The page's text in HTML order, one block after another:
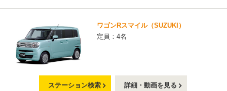
ワゴンRスマイル（SUZUKI）
定員：4名
ステーション検索 詳細・動画を見る